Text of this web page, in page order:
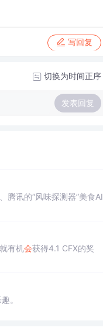
写回复
切换为时间正序
发表回复
腾讯的“风味探测器”美食AI
有机会获得4.1 CFX的奖
。